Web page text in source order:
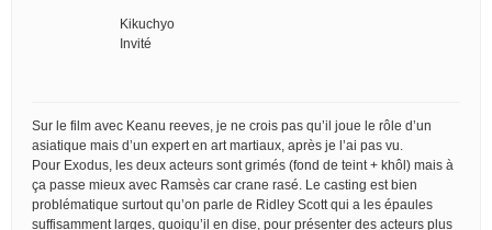
Kikuchyo
Invité
Sur le film avec Keanu reeves, je ne crois pas qu’il joue le rôle d’un
asiatique mais d’un expert en art martiaux, après je l’ai pas vu.
Pour Exodus, les deux acteurs sont grimés (fond de teint + khôl) mais à
ça passe mieux avec Ramsès car crane rasé. Le casting est bien
problématique surtout qu’on parle de Ridley Scott qui a les épaules
suffisamment larges, quoiqu’il en dise, pour présenter des acteurs plus